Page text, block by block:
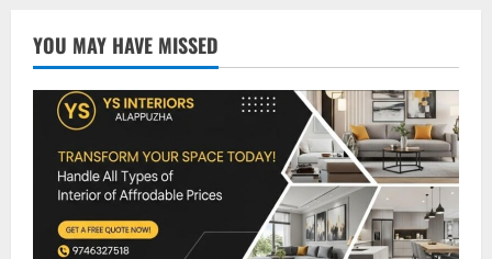
YOU MAY HAVE MISSED